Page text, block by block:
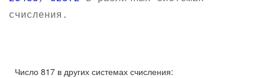
счисления.
Число 817 в других системах счисления: